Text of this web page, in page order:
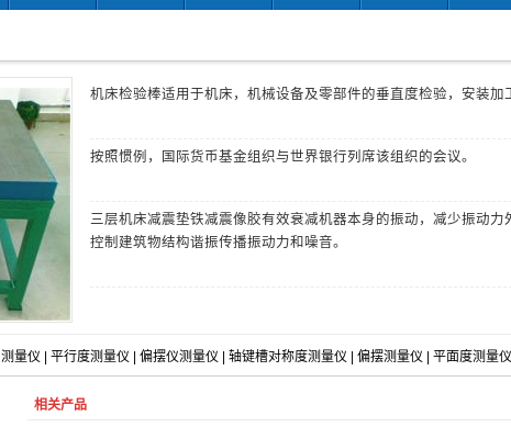
机床检验棒适用于机床，机械设备及零部件的垂直度检验，安装加
按照惯例，国际货币基金组织与世界银行列席该组织的会议。
三层机床减震垫铁减震像胶有效衰减机器本身的振动，减少振动力
控制建筑物结构谐振传播振动力和噪音。
测量仪 平行度测量仪 偏摆仪测量仪 轴键槽对称度测量仪 偏摆测量仪 平面度测量仪
相关产品